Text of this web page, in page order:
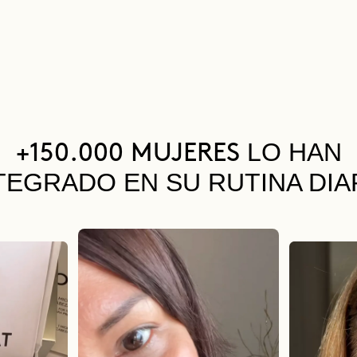
+150.000 MUJERES LO HAN
EN SU RUTINA